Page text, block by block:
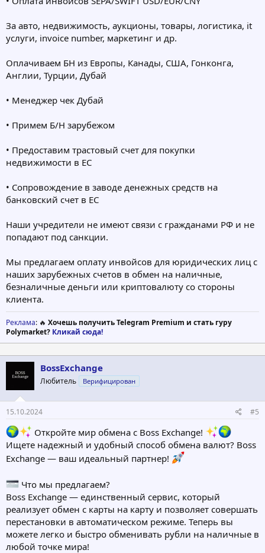
За авто, недвижимость, аукционы, товары, логистика, it
услуги, invoice number, маркетинг и др.
Оплачиваем БН из Европы, Канады, США, Гонконга,
Англии, Турции, Дубай
• Менеджер чек Дубай
• Примем Б/Н зарубежом
• Предоставим трастовый счет для покупки
недвижимости в ЕС
• Сопровождение в заводе денежных средств на
банковский счет в ЕС
Наши учредители не имеют связи с гражданами РФ и не
попадают под санкции.
Мы предлагаем оплату инвойсов для юридических лиц с
наших зарубежных счетов в обмен на наличные,
безналичные деньги или криптовалюту со стороны
клиента.
Реклама: 🔥 Хочешь получить Telegram Premium и стать гуру
Polymarket? Кликай сюда!
BossExchange
Любитель Верифицирован
15.10.2024 #5
Откройте мир обмена с Boss Exchange!
Ищете надежный и удобный способ обмена валют? Boss
Exchange — ваш идеальный партнер!
Что мы предлагаем?
Boss Exchange — единственный сервис, который
реализует обмен с карты на карту и позволяет совершать
перестановки в автоматическом режиме. Теперь вы
можете легко и быстро обменивать рубли на наличные в
любой точке мира!